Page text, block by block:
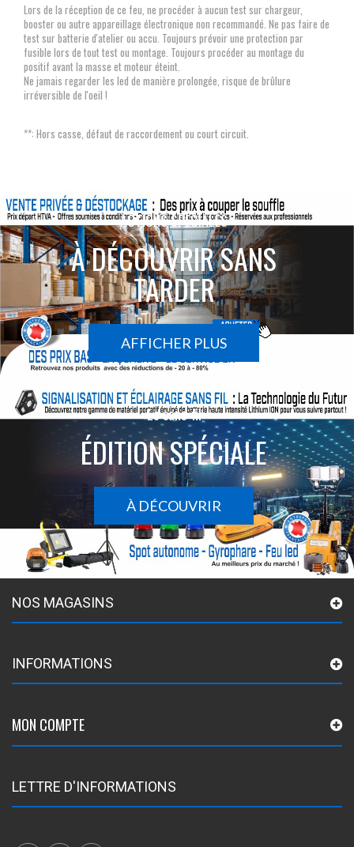
Lors de la réception de ce feu, ne procéder à aucun test sur chargeur,
booster ou autre appareillage électronique non recommandé. Ne pas faire de
test sur batterie d'atelier ou accu. Toujours prévoir une protection par
fusible lors de tout test ou montage. Toujours procéder au montage du
positif avant la masse et moteur éteint.
Ne jamais regarder les led de manière prolongée, risque de brûlure
irréversible de l'oeil !
**: Hors casse, défaut de raccordement ou court circuit.
ACTIONS SPÉCIALES
À DÉCOUVRIR SANS
TARDER
AFFICHER PLUS
Le sans-fil
ÉDITION SPÉCIALE
À DÉCOUVRIR
NOS MAGASINS
INFORMATIONS
MON COMPTE
LETTRE D'INFORMATIONS